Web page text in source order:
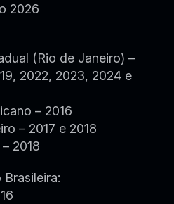
2026
(Rio de Janeiro) –
2022, 2023, 2024 e
– 2016
– 2017 e 2018
2018